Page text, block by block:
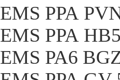
EMS PPA
EMS PPA
EMS PA6